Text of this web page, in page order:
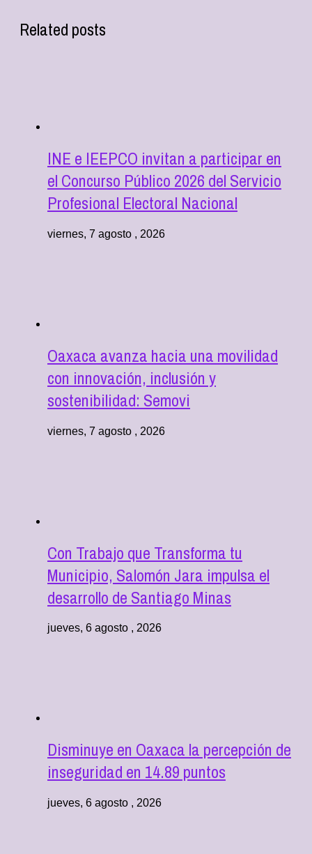
Related posts
INE e IEEPCO invitan a participar en
el Concurso Público 2026 del Servicio
Profesional Electoral Nacional
viernes, 7 agosto , 2026
Oaxaca avanza hacia una movilidad
con innovación, inclusión y
sostenibilidad: Semovi
viernes, 7 agosto , 2026
Con Trabajo que Transforma tu
Municipio, Salomón Jara impulsa el
desarrollo de Santiago Minas
jueves, 6 agosto , 2026
Disminuye en Oaxaca la percepción de
inseguridad en 14.89 puntos
jueves, 6 agosto , 2026